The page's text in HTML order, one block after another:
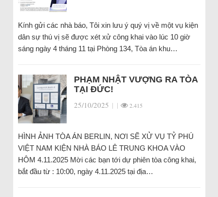
Kính gửi các nhà báo, Tôi xin lưu ý quý vị về một vụ kiện
dân sự thú vị sẽ được xét xử công khai vào lúc 10 giờ
sáng ngày 4 tháng 11 tại Phòng 134, Tòa án khu…
PHẠM NHẬT VƯỢNG RA TÒA
TẠI ĐỨC!
25/10/2025 | | 2.415
HÌNH ẢNH TÒA ÁN BERLIN, NƠI SẼ XỬ VỤ TỶ PHÚ
VIỆT NAM KIỆN NHÀ BÁO LÊ TRUNG KHOA VÀO
HÔM 4.11.2025 Mời các bạn tới dự phiên tòa công khai,
bắt đầu từ : 10:00, ngày 4.11.2025 tại địa…